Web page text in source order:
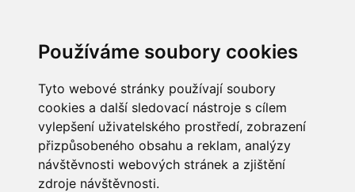
Používáme soubory cookies
Tyto webové stránky používají soubory
cookies a další sledovací nástroje s cílem
vylepšení uživatelského prostředí, zobrazení
přizpůsobeného obsahu a reklam, analýzy
návštěvnosti webových stránek a zjištění
zdroje návštěvnosti.